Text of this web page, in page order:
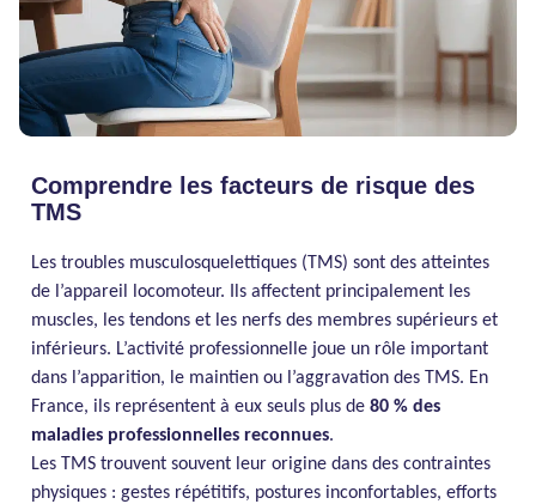
Comprendre les facteurs de risque des
TMS
Les troubles musculosquelettiques (TMS) sont des atteintes
de l’appareil locomoteur. Ils affectent principalement les
muscles, les tendons et les nerfs des membres supérieurs et
inférieurs. L’activité professionnelle joue un rôle important
dans l’apparition, le maintien ou l’aggravation des TMS. En
France, ils représentent à eux seuls plus de 80 % des
maladies professionnelles reconnues.
Les TMS trouvent souvent leur origine dans des contraintes
physiques : gestes répétitifs, postures inconfortables, efforts